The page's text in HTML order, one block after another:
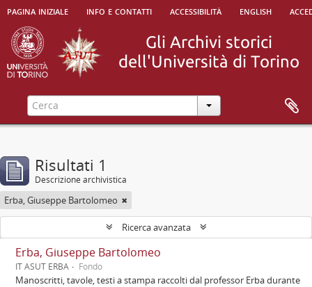
pagina iniziale info e contatti accessibilità english
Risultati 1
Descrizione archivistica
Erba, Giuseppe Bartolomeo
Ricerca avanzata
Erba, Giuseppe Bartolomeo
IT ASUT ERBA Fondo
Manoscritti, tavole, testi a stampa raccolti dal professor Erba durante